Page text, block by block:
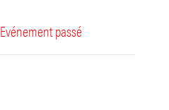
Evénement passé